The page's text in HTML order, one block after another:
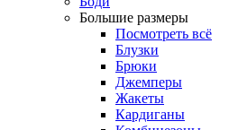
Большие размеры
Посмотреть всё
Блузки
Брюки
Джемперы
Жакеты
Кардиганы